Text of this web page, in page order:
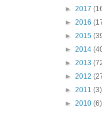
► 2017
► 2016
► 2015
► 2014
► 2013
► 2012
► 2011 (3)
► 2010 (6)